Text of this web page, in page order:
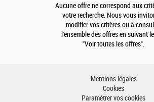
Aucune offre ne correspond aux
votre recherche. Nous vous
modifier vos critères ou à
l'ensemble des offres en suivant
"Voir toutes les offres".
Mentions légales
Cookies
Paramétrer vos cookies